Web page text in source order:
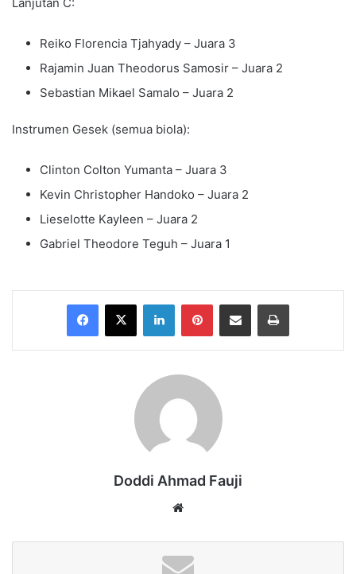
Lanjutan C:
Reiko Florencia Tjahyady – Juara 3
⁠Rajamin Juan Theodorus Samosir – Juara 2
⁠Sebastian Mikael Samalo – Juara 2
Instrumen Gesek (semua biola):
Clinton Colton Yumanta – Juara 3
⁠Kevin Christopher Handoko – Juara 2
⁠Lieselotte Kayleen – Juara 2
⁠Gabriel Theodore Teguh – Juara 1
Facebook
X LinkedInPinterestShare via Email Print
Doddi Ahmad Fauji